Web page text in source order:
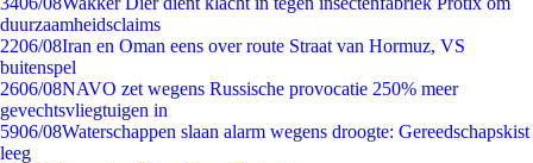
duurzaamheidsclaims
2206/08Iran en Oman eens over route Straat van Hormuz, VS
buitenspel
2606/08NAVO zet wegens Russische provocatie 250% meer
gevechtsvliegtuigen in
5906/08Waterschappen slaan alarm wegens droogte: Gereedschapskist
leeg